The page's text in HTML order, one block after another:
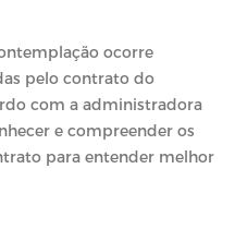
ocorre
pelo contrato do
com a administradora
e compreender os
para entender melhor